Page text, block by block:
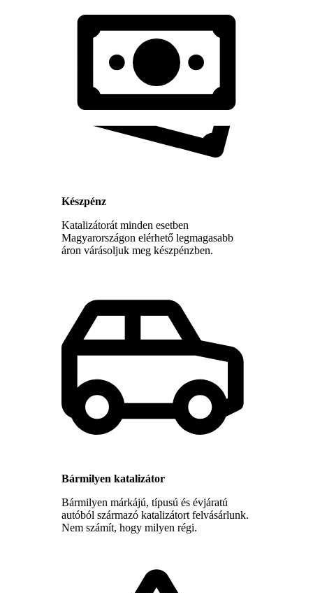
Készpénz
Katalizátorát minden esetben
Magyarországon elérhető legmagasabb
áron várásoljuk meg készpénzben.
Bármilyen katalizátor
Bármilyen márkájú, típusú és évjáratú
autóból származó katalizátort felvásárlunk.
Nem számít, hogy milyen régi.